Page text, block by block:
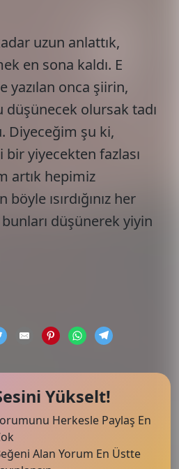
uzun anlattık,
en sona kaldı. E
yazılan onca şiirin,
düşünecek olursak tadı
Diyeceğim şu ki,
bir yiyecekten fazlası
artık hepimiz
ısırdığınız her
bunları düşünerek yiyin
Yükselt!
Herkesle Paylaş En
Alan Yorum En Üstte